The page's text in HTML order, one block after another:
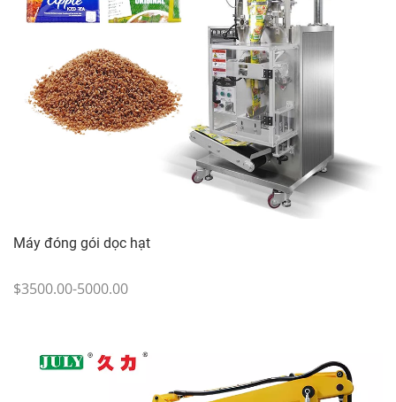
Máy đóng gói dọc hạt
$3500.00-5000.00